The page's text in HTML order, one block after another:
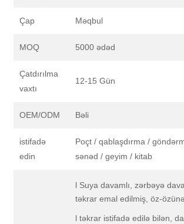
Çap Məqbul
MOQ 5000 ədəd
Çatdırılma
vaxtı
12-15 Gün
OEM/ODM Bəli
istifadə
edin
Poçt / qablaşdırma /
sənəd / geyim / kitab
l Suya davamlı, zərbəyə
təkrar emal edilmiş, öz-
l təkrar istifadə edilə bilən,